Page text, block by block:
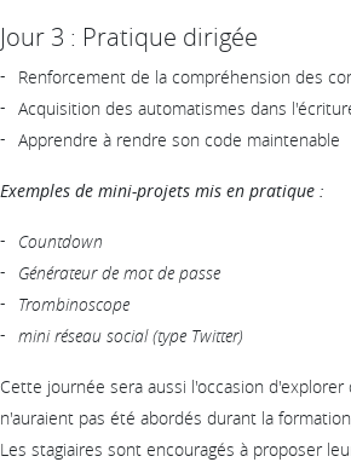
Jour 3 : Pratique dirigée
Renforcement de la compréhension des
Acquisition des automatismes dans
Apprendre à rendre son code maintenable
Exemples de mini-projets mis en pratique :
Countdown
Générateur de mot de passe
Trombinoscope
mini réseau social (type Twitter)
Cette journée sera aussi l'occasion
n'auraient pas été abordés durant la
Les stagiaires sont encouragés à proposer